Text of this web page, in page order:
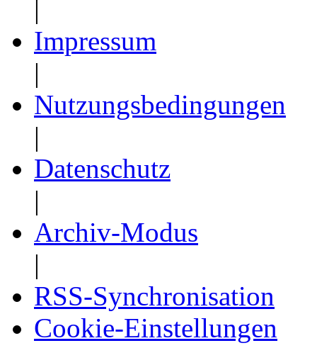
|
Impressum
|
Nutzungsbedingungen
|
Datenschutz
|
Archiv-Modus
|
RSS-Synchronisation
Cookie-Einstellungen